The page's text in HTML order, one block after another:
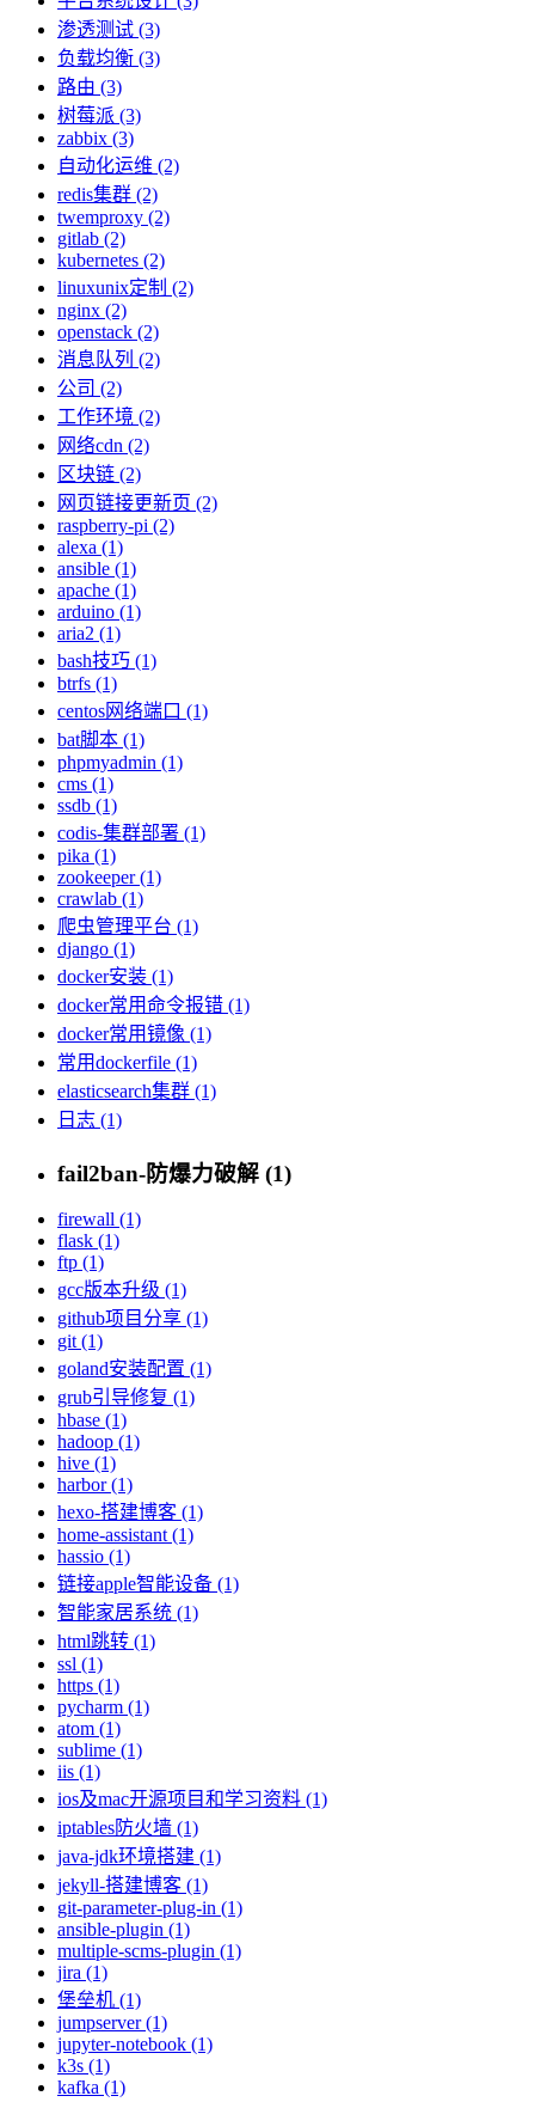
渗透测试 (3)
负载均衡 (3)
路由 (3)
树莓派 (3)
zabbix (3)
自动化运维 (2)
redis集群 (2)
twemproxy (2)
gitlab (2)
kubernetes (2)
linuxunix定制 (2)
nginx (2)
openstack (2)
消息队列 (2)
公司 (2)
工作环境 (2)
网络cdn (2)
区块链 (2)
网页链接更新页 (2)
raspberry-pi (2)
alexa (1)
ansible (1)
apache (1)
arduino (1)
aria2 (1)
bash技巧 (1)
btrfs (1)
centos网络端口 (1)
bat脚本 (1)
phpmyadmin (1)
cms (1)
ssdb (1)
codis-集群部署 (1)
pika (1)
zookeeper (1)
crawlab (1)
爬虫管理平台 (1)
django (1)
docker安装 (1)
docker常用命令报错 (1)
docker常用镜像 (1)
常用dockerfile (1)
elasticsearch集群 (1)
日志 (1)
fail2ban-防爆力破解 (1)
firewall (1)
flask (1)
ftp (1)
gcc版本升级 (1)
github项目分享 (1)
git (1)
goland安装配置 (1)
grub引导修复 (1)
hbase (1)
hadoop (1)
hive (1)
harbor (1)
hexo-搭建博客 (1)
home-assistant (1)
hassio (1)
链接apple智能设备 (1)
智能家居系统 (1)
html跳转 (1)
ssl (1)
https (1)
pycharm (1)
atom (1)
sublime (1)
iis (1)
ios及mac开源项目和学习资料 (1)
iptables防火墙 (1)
java-jdk环境搭建 (1)
jekyll-搭建博客 (1)
git-parameter-plug-in (1)
ansible-plugin (1)
multiple-scms-plugin (1)
jira (1)
堡垒机 (1)
jumpserver (1)
jupyter-notebook (1)
k3s (1)
kafka (1)